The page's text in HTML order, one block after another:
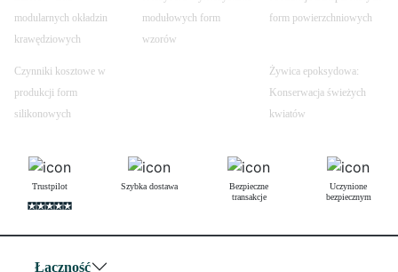
modularnych okładzin
krawędziowych
modułowych form
wzorów
form powierzchniowych
Czynniki kosztowe w
produkcji form
silikonowych
Żywica epoksydowa:
Konserwacja świeżych
kwiatów
Trustpilot Szybka dostawa
Bezpieczne
transakcje
Uczynione
bezpiecznym
Łączność